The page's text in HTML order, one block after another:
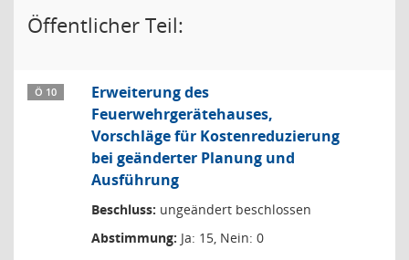
Öffentlicher Teil:
Ö 10
Erweiterung des
Feuerwehrgerätehauses,
Vorschläge für Kostenreduzierung
bei geänderter Planung und
Ausführung
Beschluss: ungeändert beschlossen
Abstimmung: Ja: 15, Nein: 0